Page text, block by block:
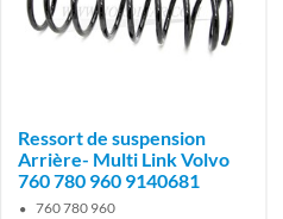
Ressort de suspension
Arrière- Multi Link Volvo
760 780 960 9140681
760 780 960